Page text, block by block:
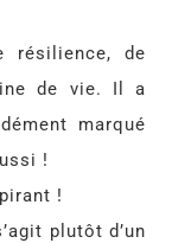
de
de vie. Il a
marqué
!
!
plutôt d’un